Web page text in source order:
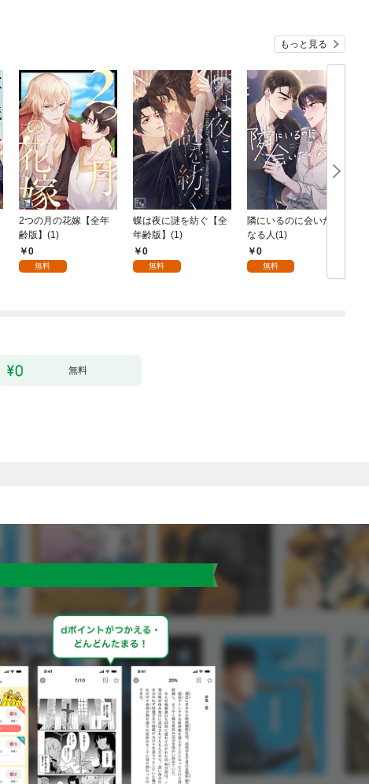
もっと見る
2つの月の花嫁【全年
齢版】(1)
0
無料
蝶は夜に謎を紡ぐ【全
年齢版】(1)
0
無料
隣にいるのに会いたく
なる人(1)
0
無料
無料